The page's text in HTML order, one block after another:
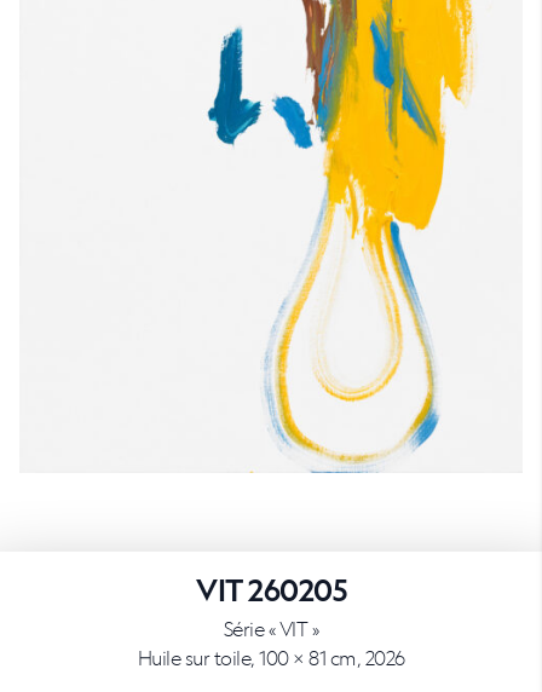
VIT 260205
Série « VIT »
Huile sur toile, 100 × 81 cm, 2026